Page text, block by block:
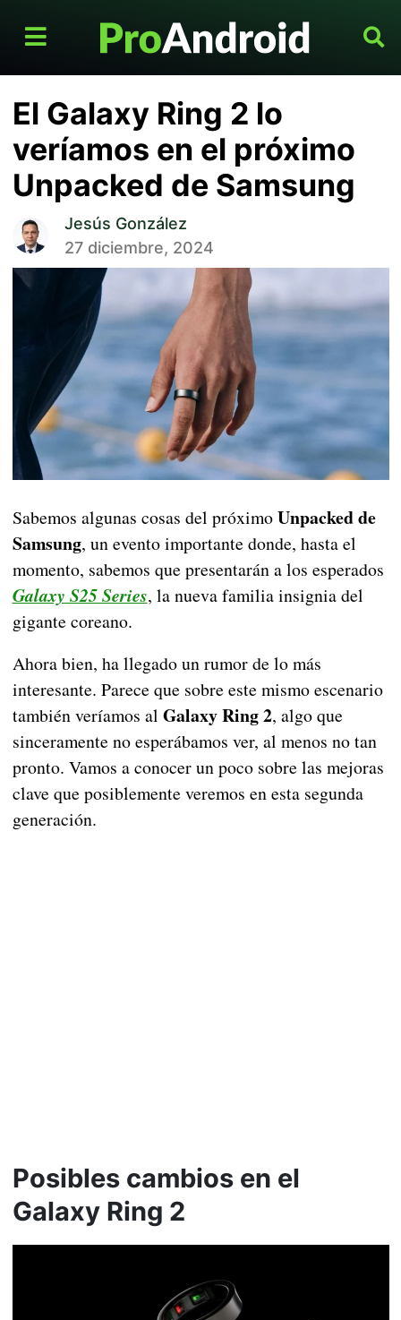
El Galaxy Ring 2 lo
veríamos en el próximo
Unpacked de Samsung
Jesús González
27 diciembre, 2024
Sabemos algunas cosas del próximoUnpacked de
Samsung, un evento importante donde, hasta el
momento, sabemos que presentarán a los esperados
Galaxy S25 Series, la nueva familia insignia del
gigante coreano.
Ahora bien, ha llegado un rumor de lo más
interesante. Parece que sobre este mismo escenario
también veríamos al Galaxy Ring 2, algo que
sinceramente no esperábamos ver, al menos no tan
pronto. Vamos a conocer un poco sobre las mejoras
clave que posiblemente veremos en esta segunda
generación.
Posibles cambios en el
Galaxy Ring 2